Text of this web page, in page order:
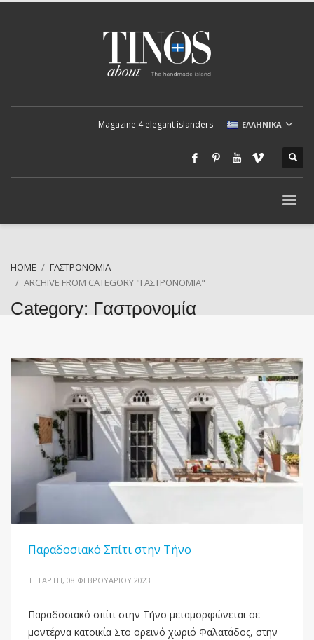
Magazine 4 elegant islanders ΕΛΛΗΝΙΚΆ
HOME
ΓΑΣΤΡΟΝΟΜΊΑ
ARCHIVE FROM CATEGORY "ΓΑΣΤΡΟΝΟΜΊΑ"
Category: Γαστρονομία
Παραδοσιακό Σπίτι στην Τήνο
ΤΕΤΆΡΤΗ, 08 ΦΕΒΡΟΥΑΡΊΟΥ 2023
Παραδοσιακό σπίτι στην Τήνο μεταμορφώνεται σε
μοντέρνα κατοικία Στο ορεινό χωριό Φαλατάδος, στην